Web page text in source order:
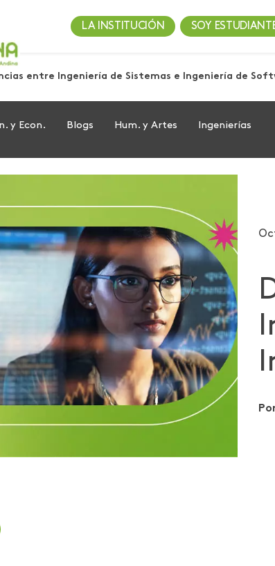
LA INSTITUCIÓN SOY
entre Ingeniería de Sistemas e Ingeniería de
y Econ. Blogs Hum. y Artes Ingenierías